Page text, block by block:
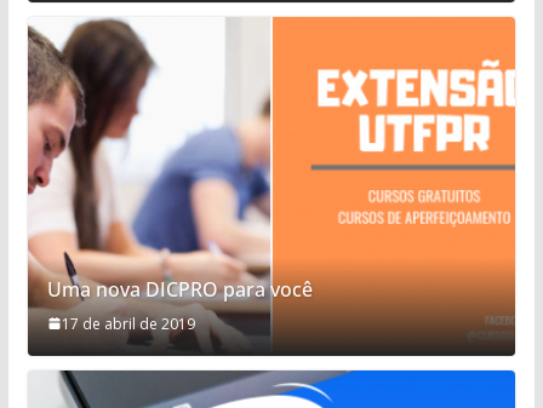
Uma nova DICPRO para você
17 de abril de 2019